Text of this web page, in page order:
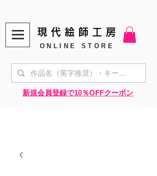
現代絵師工房
ONLINE STORE
​新規会員登録で10％OFFクーポン